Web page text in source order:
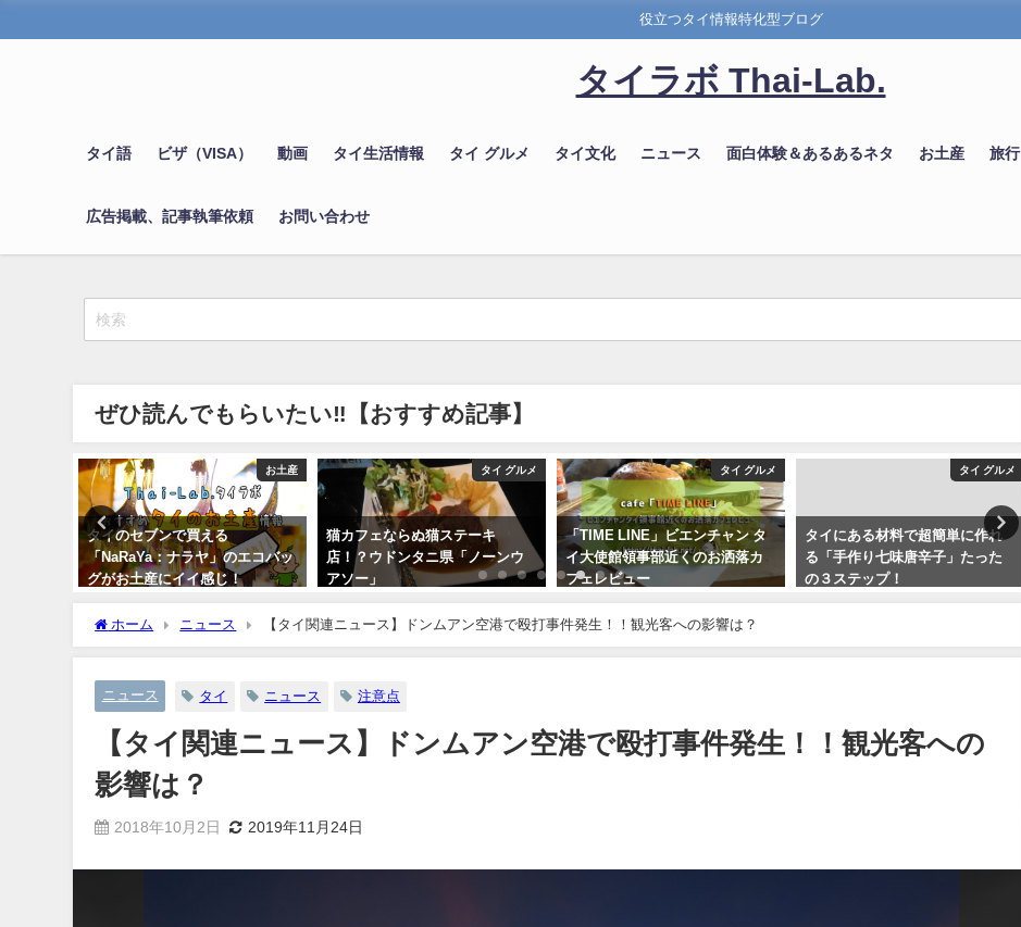
役立つタイ情報特化型ブログ
タイラボ Thai-Lab.
タイ語 ビザ（VISA） 動画 タイ生活情報 タイ グルメ タイ文化 ニュース 面白体験＆あるあるネタ お土産 旅行
広告掲載、記事執筆依頼 お問い合わせ
ぜひ読んでもらいたい‼【おすすめ記事】
お土産
タイのセブンで買える
「NaRaYa：ナラヤ」のエコバッ
グがお土産にイイ感じ！
タイ グルメ
猫カフェならぬ猫ステーキ
店！？ウドンタニ県「ノーンウ
アソー」
タイ グルメ
「TIME LINE」ビエンチャン タ
イ大使館領事部近くのお洒落カ
フェレビュー
タイ グルメ
タイにある材料で超簡単に作れ
る「手作り七味唐辛子」たった
の３ステップ！
ホーム ニュース 【タイ関連ニュース】ドンムアン空港で殴打事件発生！！観光客への影響は？
ニュース タイ ニュース 注意点
【タイ関連ニュース】ドンムアン空港で殴打事件発生！！観光客への
影響は？
2018年10月2日 2019年11月24日